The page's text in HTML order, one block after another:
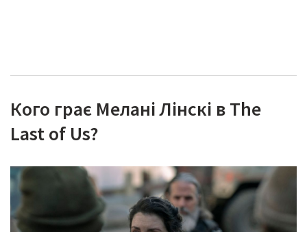
Кого грає Мелані Лінскі в The
Last of Us?